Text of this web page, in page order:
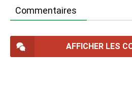
Commentaires
AFFICHER LES